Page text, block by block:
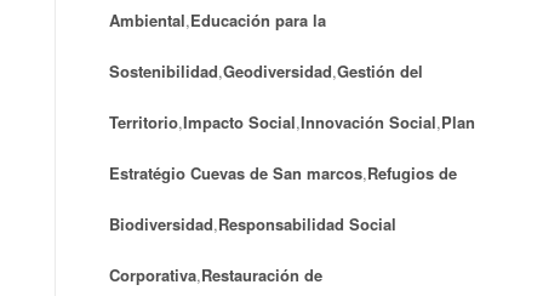
Ambiental,Educación para la
Sostenibilidad,Geodiversidad,Gestión del
Territorio,Impacto Social,Innovación Social,Plan
Estratégio Cuevas de San marcos,Refugios de
Biodiversidad,Responsabilidad Social
Corporativa,Restauración de